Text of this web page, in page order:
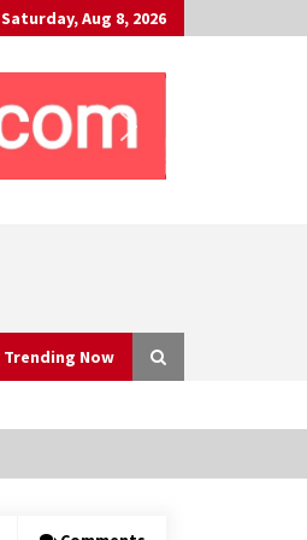
Saturday, Aug 8, 2026
Trending Now